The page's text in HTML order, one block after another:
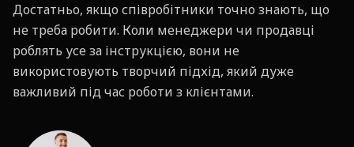
Достатньо, якщо співробітники точно знають, що
не треба робити. Коли менеджери чи продавці
роблять усе за інструкцією, вони не
використовують творчий підхід, який дуже
важливий під час роботи з клієнтами.